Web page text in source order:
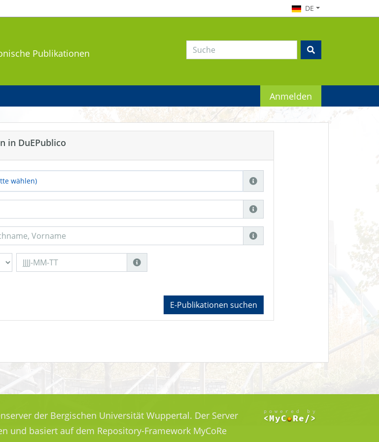
DE
Publikationen
Anmelden
in DuEPublico
wählen)
E-Publikationen suchen
der Bergischen Universität Wuppertal. Der Server
basiert auf dem Repository-Framework MyCoRe